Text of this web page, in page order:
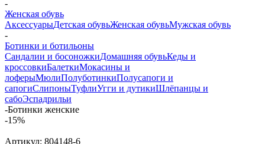
-
Женская обувь
АксессуарыДетская обувьЖенская обувьМужская обувь
-
Ботинки и ботильоны
Сандалии и босоножкиДомашняя обувьКеды и
кроссовкиБалеткиМокасины и
лоферыМюлиПолуботинкиПолусапоги и
сапогиСлипоныТуфлиУгги и дутикиШлёпанцы и
сабоЭспадрильи
-Ботинки женские
-15%
Артикул: 804148-6